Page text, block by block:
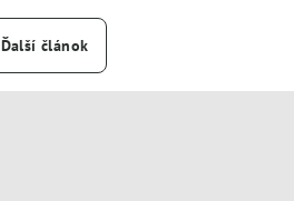
Ďalší článok